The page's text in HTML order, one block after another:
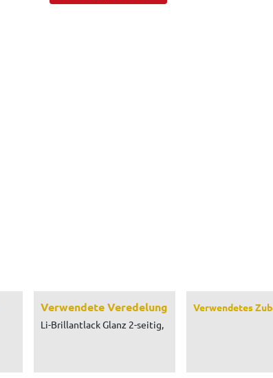
Verwendete Veredelung
Li-Brillantlack Glanz 2-seitig,
Verwendetes